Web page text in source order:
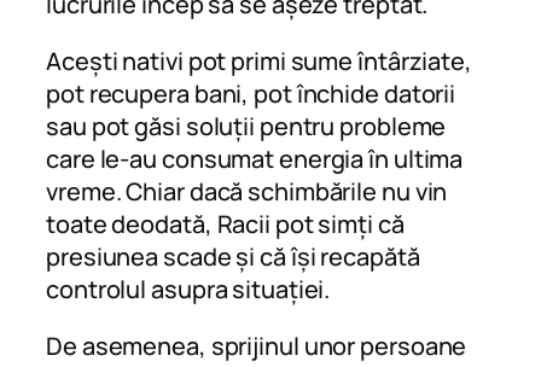
Acești nativi pot primi sume întârziate,
pot recupera bani, pot închide datorii
sau pot găsi soluții pentru probleme
care le-au consumat energia în ultima
vreme. Chiar dacă schimbările nu vin
toate deodată, Racii pot simți că
presiunea scade și că își recapătă
controlul asupra situației.
De asemenea, sprijinul unor persoane